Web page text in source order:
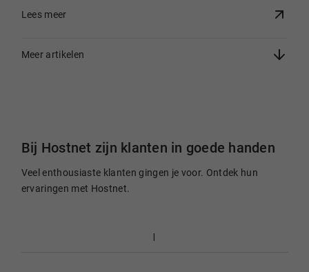
Lees meer
Meer artikelen
Bij Hostnet zijn klanten in goede handen
Veel enthousiaste klanten gingen je voor. Ontdek hun
ervaringen met Hostnet.